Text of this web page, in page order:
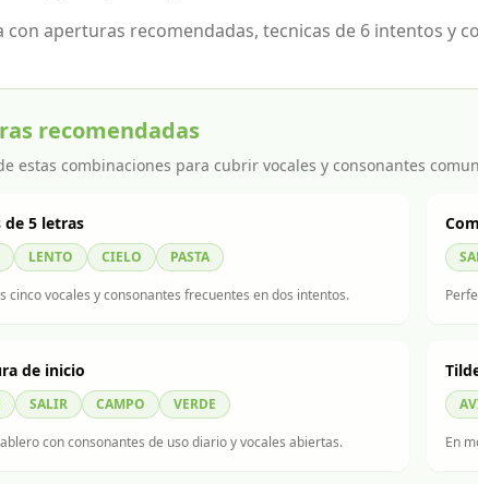
con aperturas recomendadas, tecnicas de 6 intentos y
recomendadas
estas combinaciones para cubrir vocales y consonantes
de 5 letras
LENTO CIELO PASTA
cinco vocales y consonantes frecuentes en dos intentos.
de inicio
SALIR CAMPO VERDE
con consonantes de uso diario y vocales abiertas. En